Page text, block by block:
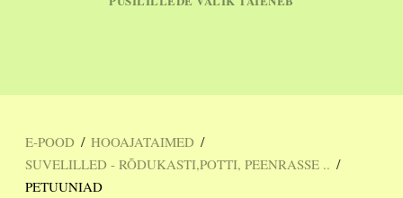
E-POOD / HOOAJATAIMED /
SUVELILLED - RÕDUKASTI,POTTI, PEENRASSE .. /
PETUUNIAD